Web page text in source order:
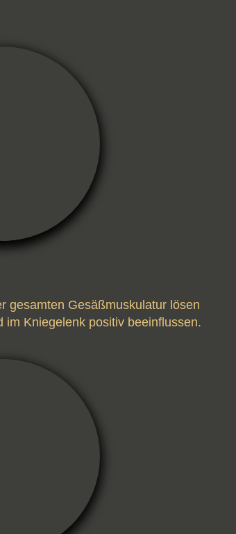
gesamten Gesäßmuskulatur lösen
Kniegelenk positiv beeinflussen.